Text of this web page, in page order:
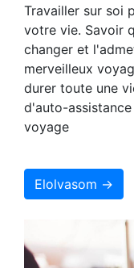
Travailler sur soi
votre vie. Savoir
changer et
merveilleux
durer toute une
d'auto-
voyage
Elolvasom →